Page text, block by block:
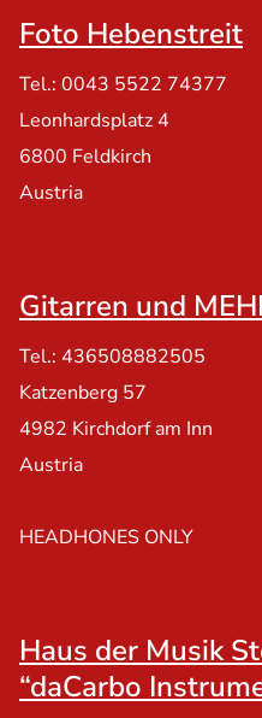
Foto Hebenstreit
Tel.: 0043 5522 74377
Leonhardsplatz 4
6800 Feldkirch
Austria
Gitarren und
Tel.: 436508882505
Katzenberg 57
4982 Kirchdorf am Inn
Austria
HEADHONES ONLY
Haus der Musik
“daCarbo